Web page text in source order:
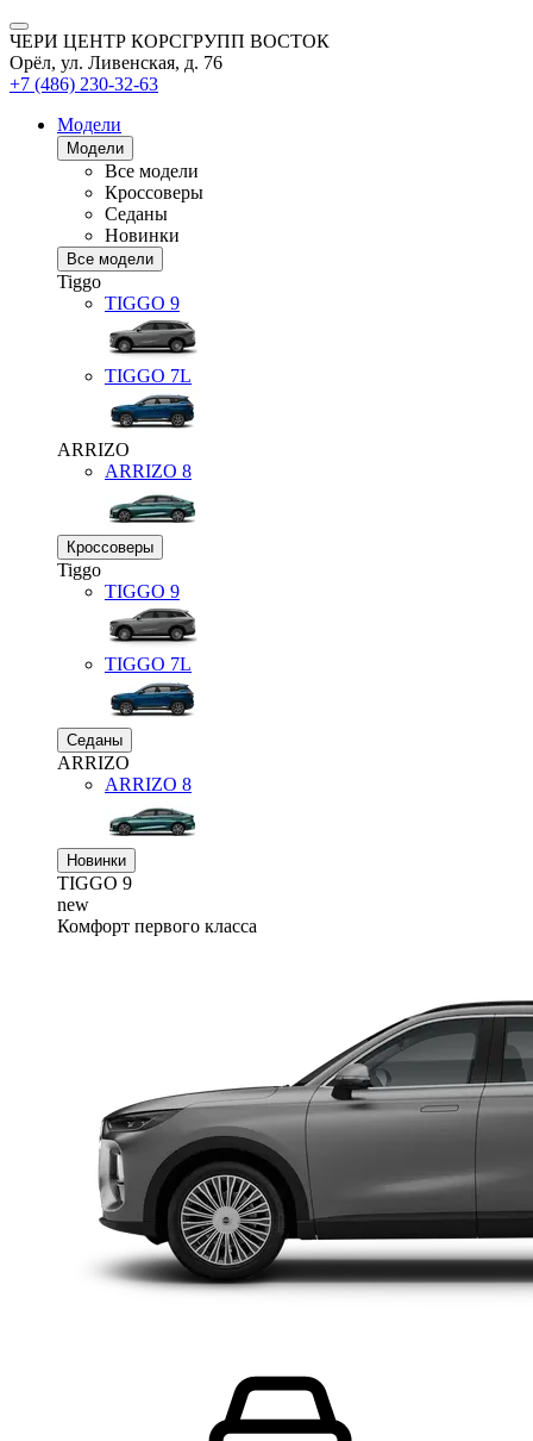
ЧЕРИ ЦЕНТР КОРСГРУПП ВОСТОК
Орёл, ул. Ливенская, д. 76
+7 (486) 230-32-63
Модели
Модели
Все модели
Кроссоверы
Седаны
Новинки
Все модели
Tiggo
TIGGO 9
TIGGO 7L
ARRIZO
ARRIZO 8
Кроссоверы
Tiggo
TIGGO 9
TIGGO 7L
Седаны
ARRIZO
ARRIZO 8
Новинки
TIGGO 9
new
Комфорт первого класса